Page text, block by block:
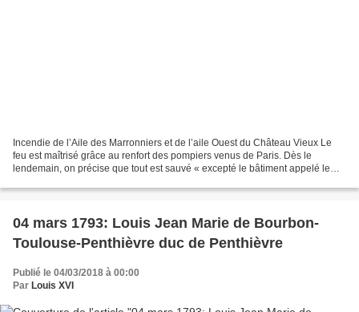
Incendie de l’Aile des Marronniers et de l’aile Ouest du Château Vieux Le
feu est maîtrisé grâce au renfort des pompiers venus de Paris. Dès le
lendemain, on précise que tout est sauvé « excepté le bâtiment appelé le
04 mars 1793: Louis Jean Marie de Bourbon-
Toulouse-Penthièvre duc de Penthièvre
Publié le 04/03/2018 à 00:00
Par Louis XVI